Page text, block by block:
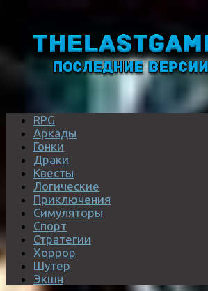
RPG
Аркады
Гонки
Драки
Квесты
Логические
Приключения
Симуляторы
Спорт
Стратегии
Хоррор
Шутер
Экшн